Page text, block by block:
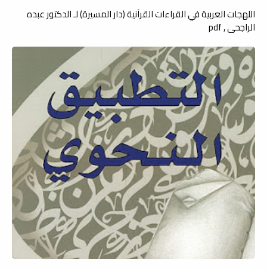
اللهجات العربية في القراءات القرآنية (دار المسيرة) لـ الدكتور عبده
الراجحي , pdf